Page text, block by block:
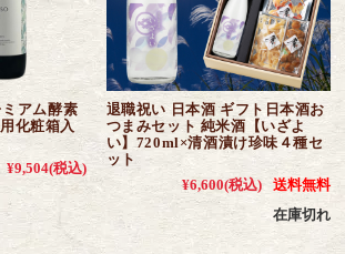
アム酵素
化粧箱入
¥9,504(税込)
退職祝い 日本酒 ギフト日本酒お
つまみセット 純米酒【いざよ
い】720ml×清酒漬け珍味４種セ
ット
¥6,600(税込)
送料無料
在庫切れ